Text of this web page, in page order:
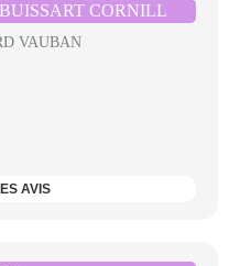
CORNILL
VAUBAN
AVIS